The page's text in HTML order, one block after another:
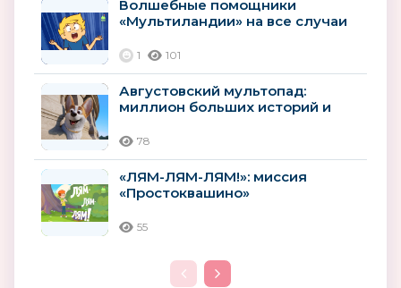
Волшебные помощники
«Мультиландии» на все случаи
1 101
Августовский мультопад:
миллион больших историй и
78
«ЛЯМ-ЛЯМ-ЛЯМ!»: миссия
«Простоквашино»
55